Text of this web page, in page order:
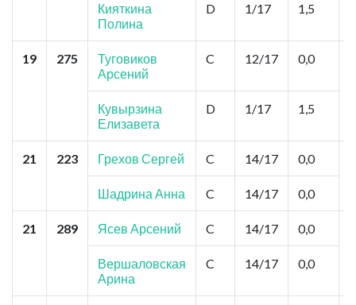
Кияткина
Полина
D 1/17 1,5
19 275
Туговиков
Арсений
C 12/17 0,0
Кувырзина
Елизавета
D 1/17 1,5
21 223 Грехов Сергей C 14/17 0,0
Шадрина Анна C 14/17 0,0
21 289 Ясев Арсений C 14/17 0,0
Вершаловская
Арина
C 14/17 0,0